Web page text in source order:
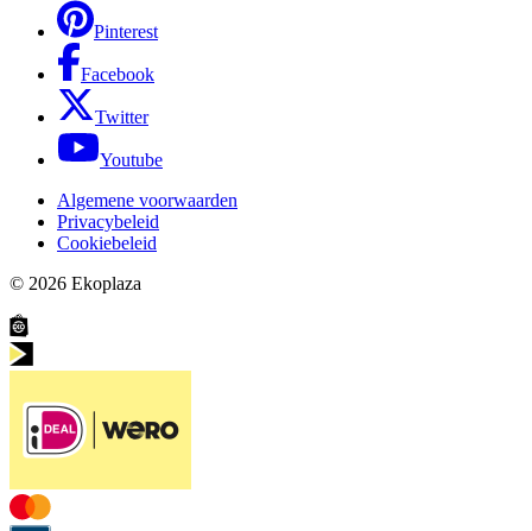
Pinterest
Facebook
Twitter
Youtube
Algemene voorwaarden
Privacybeleid
Cookiebeleid
© 2026 Ekoplaza